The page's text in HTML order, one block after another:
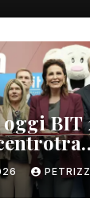
BIT
e